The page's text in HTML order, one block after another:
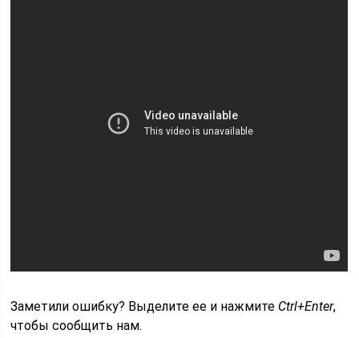
Заметили ошибку? Выделите ее и нажмите Ctrl+Enter,
чтобы сообщить нам.